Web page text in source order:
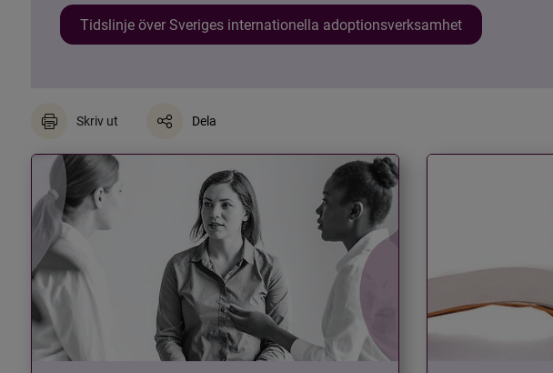
Tidslinje över Sveriges internationella adoptionsverksamhet
Skriv ut Dela